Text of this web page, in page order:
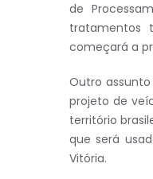
de
tratamentos
começará a
Outro
projeto de
território
que será
Vitória.